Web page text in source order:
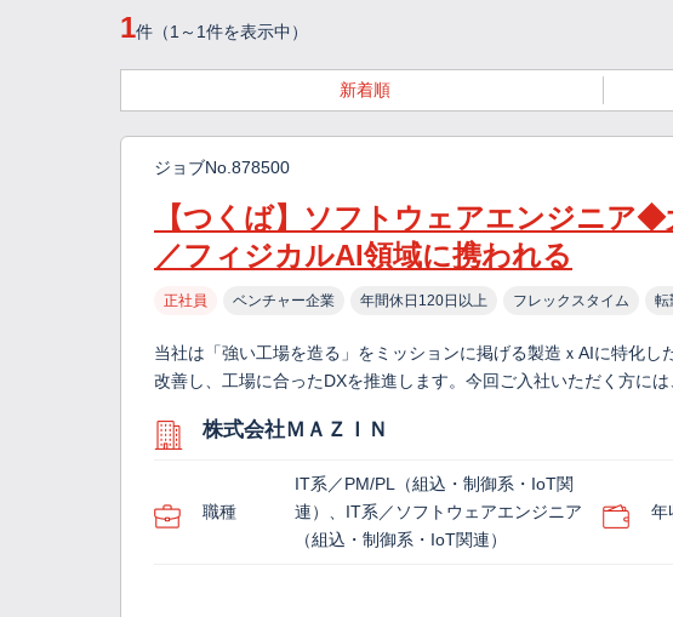
1件（1～1件を表示中）
新着順
ジョブNo.878500
【つくば】ソフトウェアエンジニア
／フィジカルAI領域に携われる
正社員 ベンチャー企業 年間休日120日以上 フレックスタイム 転
当社は「強い工場を造る」をミッションに掲げる製造ｘAIに特化
改善し、工場に合ったDXを推進します。今回ご入社いただく方に
株式会社ＭＡＺＩＮ
職種
IT系／PM/PL（組込・制御系・IoT関
連）、IT系／ソフトウェアエンジニア
（組込・制御系・IoT関連）
年